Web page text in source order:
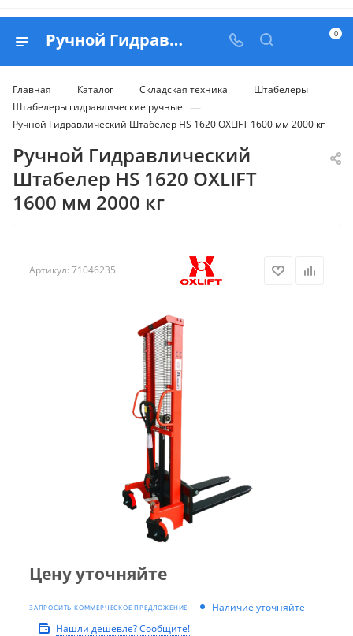
Ручной Гидравлический Штабелер HS 1620 OXLIFT 1600 мм 2000 кг - купить в Belapex 0
Главная — Каталог — Складская техника — Штабелеры —
Штабелеры гидравлические ручные —
Ручной Гидравлический Штабелер HS 1620 OXLIFT 1600 мм 2000 кг
Ручной Гидравлический
Штабелер HS 1620 OXLIFT
1600 мм 2000 кг
Артикул: 71046235
Цену уточняйте
ЗАПРОСИТЬ КОММЕРЧЕСКОЕ ПРЕДЛОЖЕНИЕ
Наличие уточняйте
Нашли дешевле? Сообщите!